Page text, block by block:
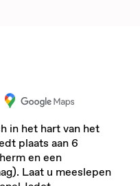
in het hart van het
plaats aan 6
en een
Laat u meeslepen